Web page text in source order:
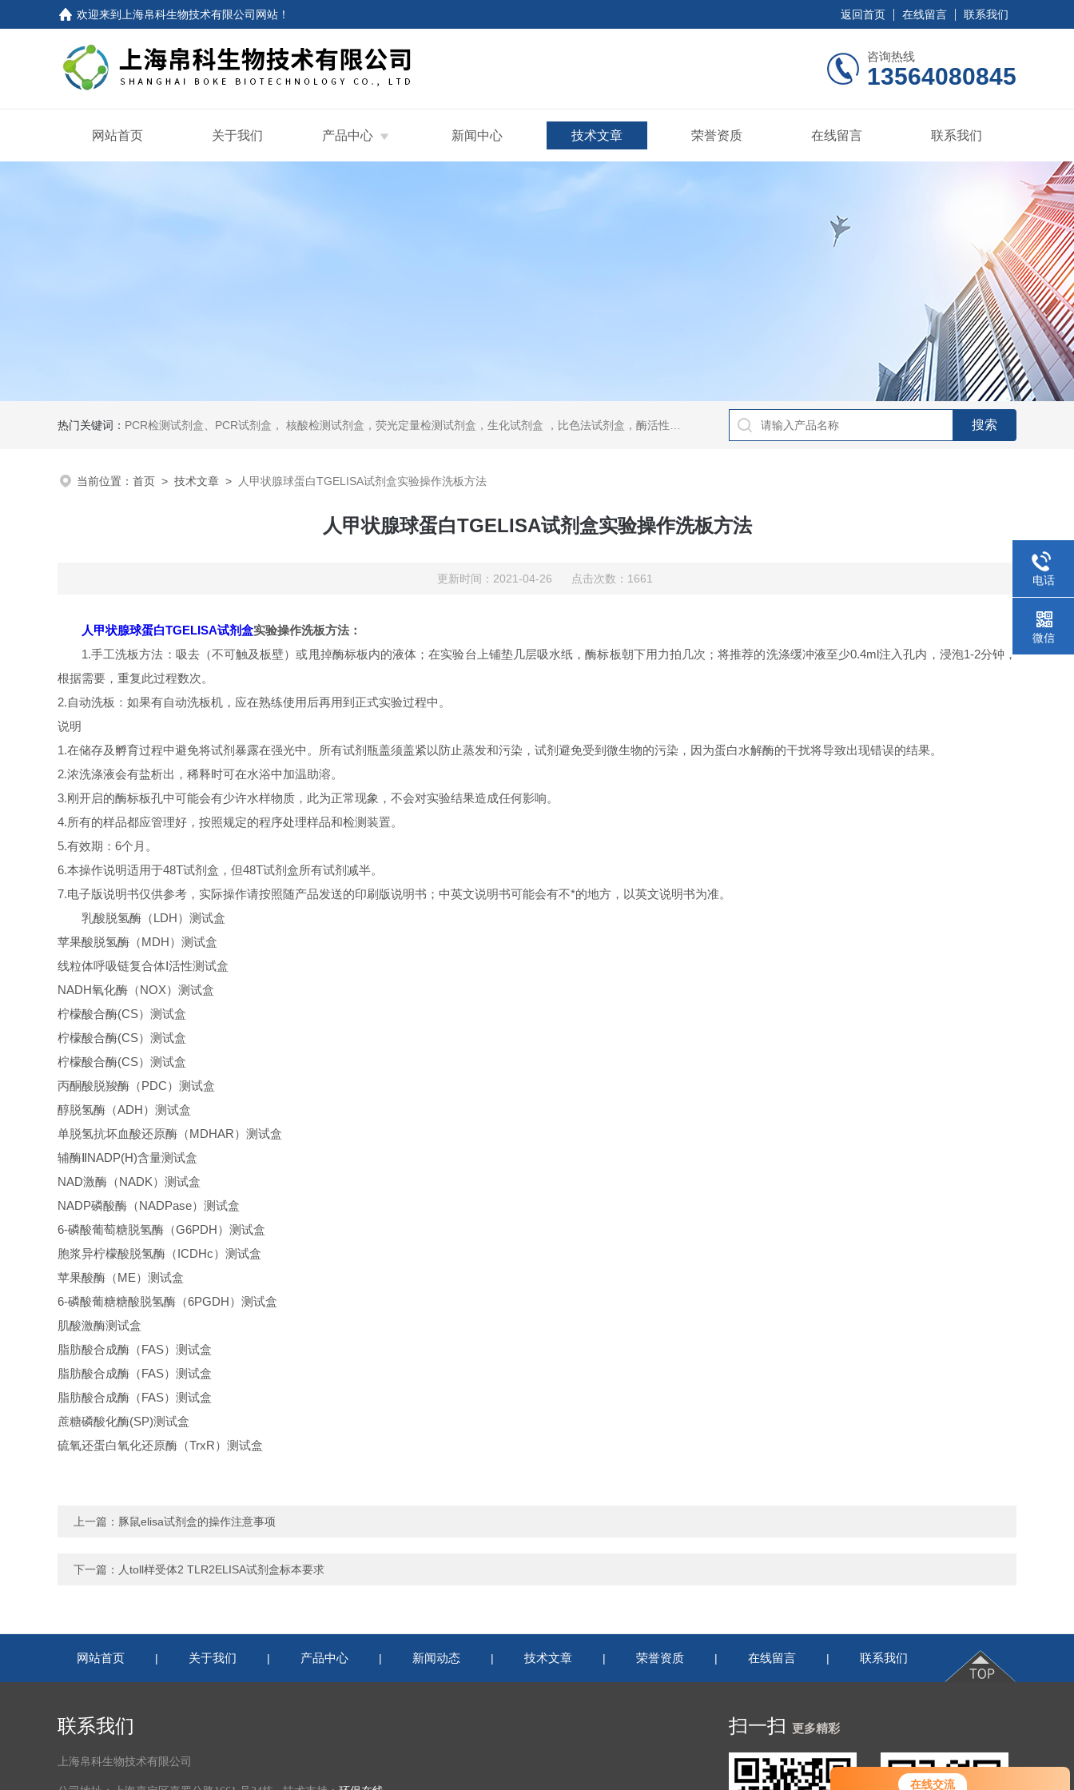
在线交流
欢迎来到 上海帛科生物技术有限公司网站 ！ 返回首页 在线留言 联系我们
咨询热线
13564080845
网站首页 关于我们 产品中心 新闻中心 技术文章 荣誉资质 在线留言 联系我们
热门关键词： PCR检测试剂盒、PCR试剂盒， 核酸检测试剂盒，荧光定量检测试剂盒，生化试剂盒 ，比色法试剂盒，酶活性检测试剂盒，ELISA试剂盒，酶联免疫检测试剂盒，试剂盒，ELISA试剂盒，抗体，重组蛋白，分光光度法检测试剂盒，细胞株，原代细胞，细胞培养基，标准溶液产品。代理并销售进口SIGMA试剂、abcam抗体、R&D抗体、CST抗体、ATCC细胞、BD公司、GE公司公司产品。
当前位置： 首页 > 技术文章 > 人甲状腺球蛋白TGELISA试剂盒实验操作洗板方法
人甲状腺球蛋白TGELISA试剂盒实验操作洗板方法
更新时间：2021-04-26 点击次数：1661
人甲状腺球蛋白TGELISA试剂盒实验操作洗板方法：
1.手工洗板方法：吸去（不可触及板壁）或甩掉酶标板内的液体；在实验台上铺垫几层吸水纸，酶标板朝下用力拍几次；将推荐的洗涤缓冲液至少0.4ml注入孔内，浸泡1-2分钟，
根据需要，重复此过程数次。
2.自动洗板：如果有自动洗板机，应在熟练使用后再用到正式实验过程中。
说明
1.在储存及孵育过程中避免将试剂暴露在强光中。所有试剂瓶盖须盖紧以防止蒸发和污染，试剂避免受到微生物的污染，因为蛋白水解酶的干扰将导致出现错误的结果。
2.浓洗涤液会有盐析出，稀释时可在水浴中加温助溶。
3.刚开启的酶标板孔中可能会有少许水样物质，此为正常现象，不会对实验结果造成任何影响。
4.所有的样品都应管理好，按照规定的程序处理样品和检测装置。
5.有效期：6个月。
6.本操作说明适用于48T试剂盒，但48T试剂盒所有试剂减半。
7.电子版说明书仅供参考，实际操作请按照随产品发送的印刷版说明书；中英文说明书可能会有不*的地方，以英文说明书为准。
乳酸脱氢酶（LDH）测试盒
苹果酸脱氢酶（MDH）测试盒
线粒体呼吸链复合体Ⅰ活性测试盒
NADH氧化酶（NOX）测试盒
柠檬酸合酶(CS）测试盒
柠檬酸合酶(CS）测试盒
柠檬酸合酶(CS）测试盒
丙酮酸脱羧酶（PDC）测试盒
醇脱氢酶（ADH）测试盒
单脱氢抗坏血酸还原酶（MDHAR）测试盒
辅酶ⅡNADP(H)含量测试盒
NAD激酶（NADK）测试盒
NADP磷酸酶（NADPase）测试盒
6-磷酸葡萄糖脱氢酶（G6PDH）测试盒
胞浆异柠檬酸脱氢酶（ICDHc）测试盒
苹果酸酶（ME）测试盒
6-磷酸葡糖糖酸脱氢酶（6PGDH）测试盒
肌酸激酶测试盒
脂肪酸合成酶（FAS）测试盒
脂肪酸合成酶（FAS）测试盒
脂肪酸合成酶（FAS）测试盒
蔗糖磷酸化酶(SP)测试盒
硫氧还蛋白氧化还原酶（TrxR）测试盒
上一篇： 豚鼠elisa试剂盒的操作注意事项
下一篇： 人toll样受体2 TLR2ELISA试剂盒标本要求
网站首页 | 关于我们 | 产品中心 | 新闻动态 | 技术文章 | 荣誉资质 | 在线留言 | 联系我们
联系我们
上海帛科生物技术有限公司
扫一扫 更多精彩
电话
微信